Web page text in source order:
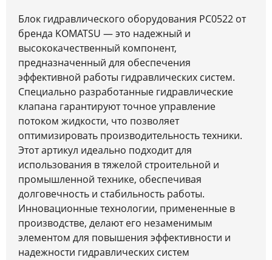
Блок гидравлического оборудования PC0522 от
бренда KOMATSU — это надежный и
высококачественный компонент,
предназначенный для обеспечения
эффективной работы гидравлических систем.
Специально разработанные гидравлические
клапана гарантируют точное управление
потоком жидкости, что позволяет
оптимизировать производительность техники.
Этот артикул идеально подходит для
использования в тяжелой строительной и
промышленной технике, обеспечивая
долговечность и стабильность работы.
Инновационные технологии, примененные в
производстве, делают его незаменимым
элементом для повышения эффективности и
надежности гидравлических систем